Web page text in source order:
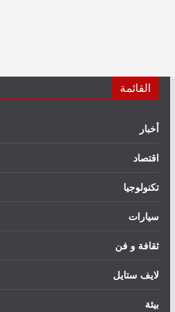
القائمة
أخبار
اقتصاد
تكنولوجيا
سيارات
ثقافة و فن
لايف ستايل
بيئة